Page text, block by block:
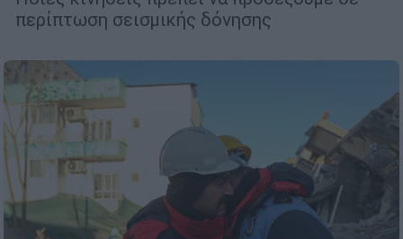
περίπτωση σεισμικής δόνησης